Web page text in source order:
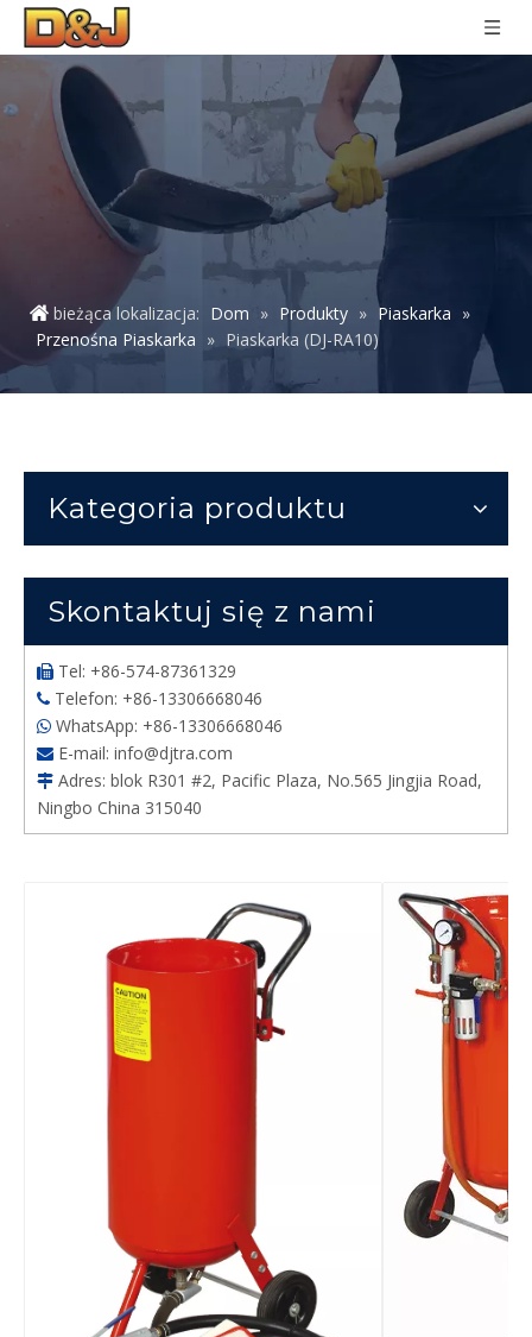
bieżąca lokalizacja: Dom » Produkty » Piaskarka »
Przenośna Piaskarka » Piaskarka (DJ-RA10)
Kategoria produktu
Skontaktuj się z nami
 Tel: +86-574-87361329
 Telefon: +86-13306668046
 WhatsApp: +86-13306668046
 E-mail: info@djtra.com
 Adres: blok R301 #2, Pacific Plaza, No.565 Jingjia Road,
Ningbo China 315040